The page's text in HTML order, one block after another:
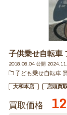
子供乗せ自転車
2018.08.04 公開
子ども乗せ自転車
大和本店 店頭買
買取価格